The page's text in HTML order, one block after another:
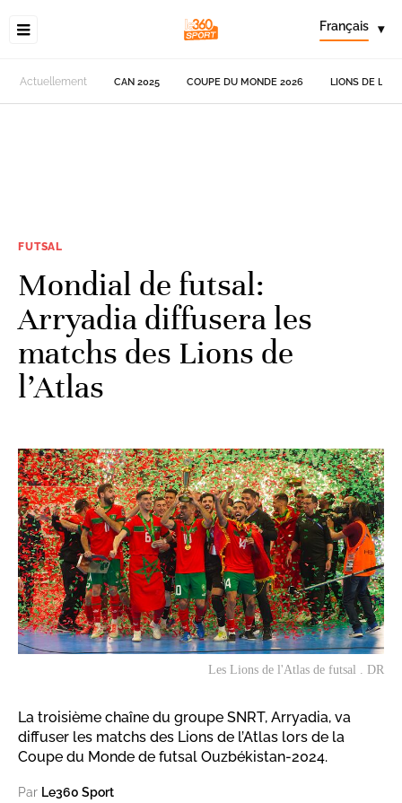
Français ▾
Actuellement CAN 2025 COUPE DU MONDE 2026 LIONS DE
FUTSAL
Mondial de futsal:
Arryadia diffusera les
matchs des Lions de
l’Atlas
Les Lions de l'Atlas de futsal . DR
La troisième chaîne du groupe SNRT, Arryadia, va
diffuser les matchs des Lions de l’Atlas lors de la
Coupe du Monde de futsal Ouzbékistan-2024.
Par Le360 Sport